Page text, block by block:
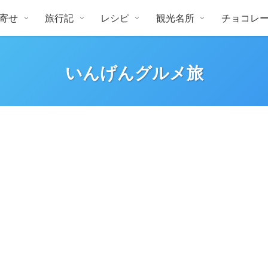
いんげんグルメ旅
せ 旅行記 レシピ 観光名所 チョコレ